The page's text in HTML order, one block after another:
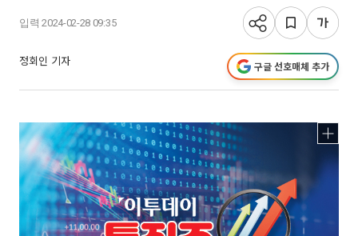
입력 2024-02-28 09:35
정회인 기자 구글 선호매체 추가